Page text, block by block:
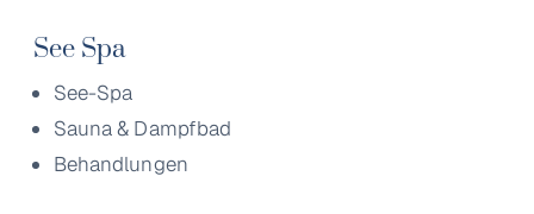
See Spa
See-Spa
Sauna & Dampfbad
Behandlungen